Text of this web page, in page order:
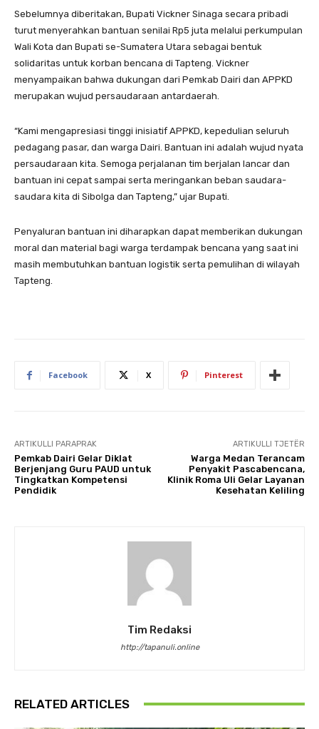
Sebelumnya diberitakan, Bupati Vickner Sinaga secara pribadi
turut menyerahkan bantuan senilai Rp5 juta melalui perkumpulan
Wali Kota dan Bupati se-Sumatera Utara sebagai bentuk
solidaritas untuk korban bencana di Tapteng. Vickner
menyampaikan bahwa dukungan dari Pemkab Dairi dan APPKD
merupakan wujud persaudaraan antardaerah.
“Kami mengapresiasi tinggi inisiatif APPKD, kepedulian seluruh
pedagang pasar, dan warga Dairi. Bantuan ini adalah wujud nyata
persaudaraan kita. Semoga perjalanan tim berjalan lancar dan
bantuan ini cepat sampai serta meringankan beban saudara-
saudara kita di Sibolga dan Tapteng,” ujar Bupati.
Penyaluran bantuan ini diharapkan dapat memberikan dukungan
moral dan material bagi warga terdampak bencana yang saat ini
masih membutuhkan bantuan logistik serta pemulihan di wilayah
Tapteng.
Facebook X Pinterest
ARTIKULLI PARAPRAK
Pemkab Dairi Gelar Diklat
Berjenjang Guru PAUD untuk
Tingkatkan Kompetensi
Pendidik
ARTIKULLI TJETËR
Warga Medan Terancam
Penyakit Pascabencana,
Klinik Roma Uli Gelar Layanan
Kesehatan Keliling
Tim Redaksi
http://tapanuli.online
RELATED ARTICLES